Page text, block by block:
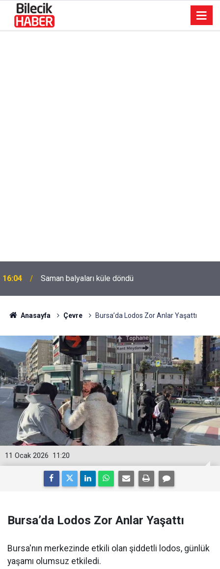
16:04 Saman balyaları küle döndü
Anasayfa Çevre Bursa’da Lodos Zor Anlar Yaşattı
11:20
11 Ocak 2026
Bursa’da Lodos Zor Anlar Yaşattı
Bursa'nın merkezinde etkili olan şiddetli lodos, günlük
yaşamı olumsuz etkiledi.